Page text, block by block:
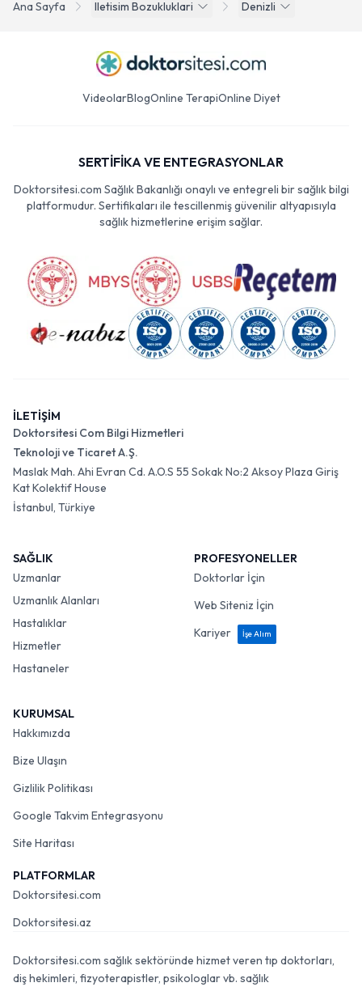
Ana Sayfa Iletisim Bozukluklari Denizli
VideolarBlogOnline TerapiOnline Diyet
SERTİFİKA VE ENTEGRASYONLAR
Doktorsitesi.com Sağlık Bakanlığı onaylı ve entegreli bir sağlık bilgi
platformudur. Sertifikaları ile tescillenmiş güvenilir altyapısıyla
sağlık hizmetlerine erişim sağlar.
İLETİŞİM
Doktorsitesi Com Bilgi Hizmetleri
Teknoloji ve Ticaret A.Ş.
Maslak Mah. Ahi Evran Cd. A.O.S 55 Sokak No:2 Aksoy Plaza Giriş
Kat Kolektif House
İstanbul, Türkiye
SAĞLIK
Uzmanlar
Uzmanlık Alanları
Hastalıklar
Hizmetler
Hastaneler
PROFESYONELLER
Doktorlar İçin
Web Siteniz İçin
Kariyer
İşe Alım
KURUMSAL
Hakkımızda
Bize Ulaşın
Gizlilik Politikası
Google Takvim Entegrasyonu
Site Haritası
PLATFORMLAR
Doktorsitesi.com
Doktorsitesi.az
Doktorsitesi.com sağlık sektöründe hizmet veren tıp doktorları,
diş hekimleri, fizyoterapistler, psikologlar vb. sağlık